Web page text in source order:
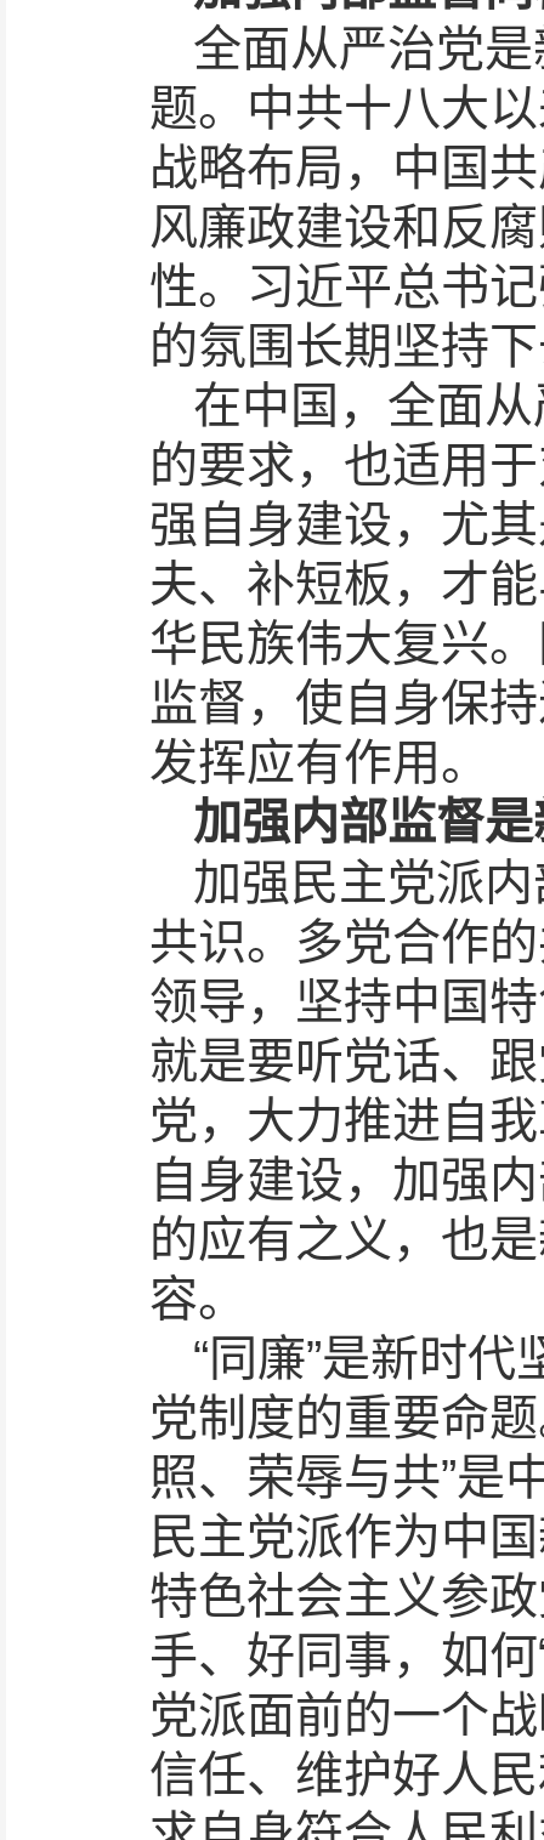
全面从严治党
题。中共十八大
战略布局，中国
风廉政建设和反
性。习近平总书
的氛围长期坚持
在中国，全面
的要求，也适用
强自身建设，尤
夫、补短板，才
华民族伟大复兴
监督，使自身保
发挥应有作用。
加强内部监督
加强民主党派
共识。多党合作
领导，坚持中国
就是要听党话、
党，大力推进自
自身建设，加强
的应有之义，也
容。
“同廉”是新时
党制度的重要命
照、荣辱与共”是
民主党派作为中
特色社会主义参
手、好同事，如
党派面前的一个
信任、维护好人